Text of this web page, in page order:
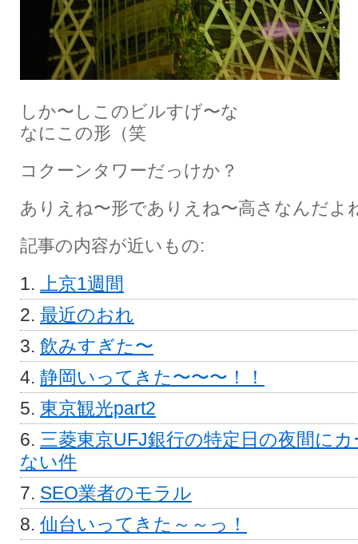
しか〜しこのビルすげ〜な
なにこの形（笑
コクーンタワーだっけか？
ありえね〜形でありえね〜高さなんだよ
記事の内容が近いもの:
上京1週間
最近のおれ
飲みすぎた〜
静岡いってきた〜〜〜！！
東京観光part2
三菱東京UFJ銀行の特定日の夜間に
ない件
SEO業者のモラル
仙台いってきた～～っ！